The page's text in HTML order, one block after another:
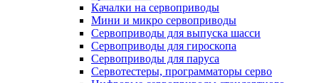
Качалки на сервоприводы
Мини и микро сервоприводы
Сервоприводы для выпуска шасси
Сервоприводы для гироскопа
Сервоприводы для паруса
Сервотестеры, программаторы серво